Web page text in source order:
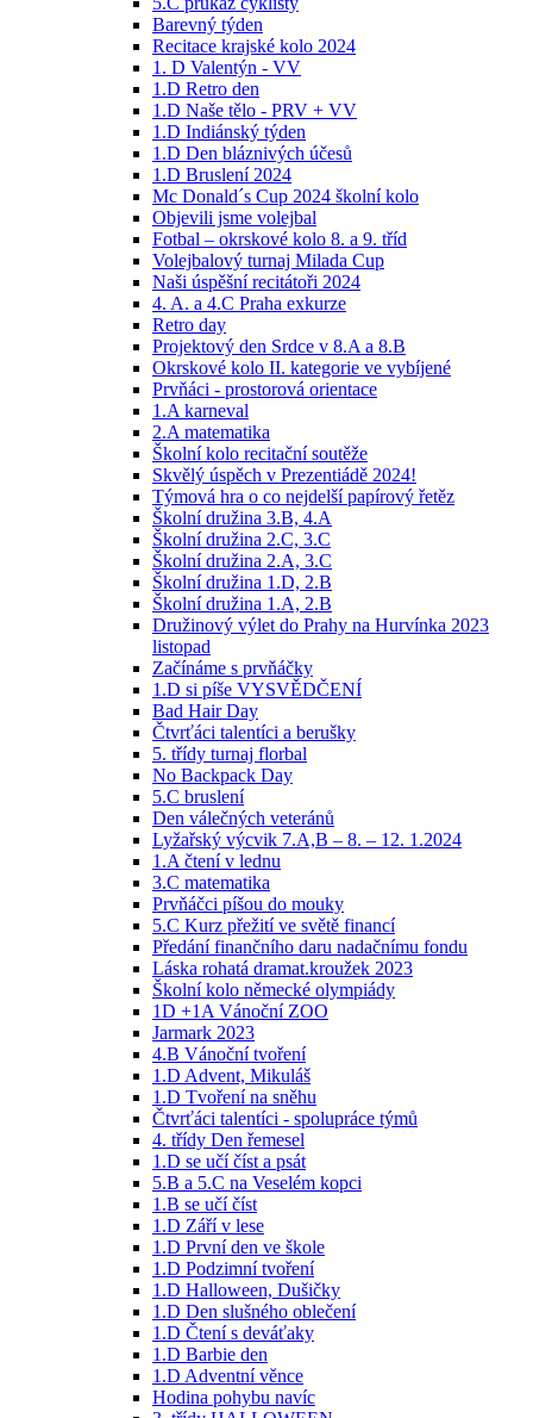
Barevný týden
Recitace krajské kolo 2024
1. D Valentýn - VV
1.D Retro den
1.D Naše tělo - PRV + VV
1.D Indiánský týden
1.D Den bláznivých účesů
1.D Bruslení 2024
Mc Donald´s Cup 2024 školní kolo
Objevili jsme volejbal
Fotbal – okrskové kolo 8. a 9. tříd
Volejbalový turnaj Milada Cup
Naši úspěšní recitátoři 2024
4. A. a 4.C Praha exkurze
Retro day
Projektový den Srdce v 8.A a 8.B
Okrskové kolo II. kategorie ve vybíjené
Prvňáci - prostorová orientace
1.A karneval
2.A matematika
Školní kolo recitační soutěže
Skvělý úspěch v Prezentiádě 2024!
Týmová hra o co nejdelší papírový řetěz
Školní družina 3.B, 4.A
Školní družina 2.C, 3.C
Školní družina 2.A, 3.C
Školní družina 1.D, 2.B
Školní družina 1.A, 2.B
Družinový výlet do Prahy na Hurvínka 2023
listopad
Začínáme s prvňáčky
1.D si píše VYSVĚDČENÍ
Bad Hair Day
Čtvrťáci talentíci a berušky
5. třídy turnaj florbal
No Backpack Day
5.C bruslení
Den válečných veteránů
Lyžařský výcvik 7.A,B – 8. – 12. 1.2024
1.A čtení v lednu
3.C matematika
Prvňáčci píšou do mouky
5.C Kurz přežití ve světě financí
Předání finančního daru nadačnímu fondu
Láska rohatá dramat.kroužek 2023
Školní kolo německé olympiády
1D +1A Vánoční ZOO
Jarmark 2023
4.B Vánoční tvoření
1.D Advent, Mikuláš
1.D Tvoření na sněhu
Čtvrťáci talentíci - spolupráce týmů
4. třídy Den řemesel
1.D se učí číst a psát
5.B a 5.C na Veselém kopci
1.B se učí číst
1.D Září v lese
1.D První den ve škole
1.D Podzimní tvoření
1.D Halloween, Dušičky
1.D Den slušného oblečení
1.D Čtení s deváťaky
1.D Barbie den
1.D Adventní věnce
Hodina pohybu navíc